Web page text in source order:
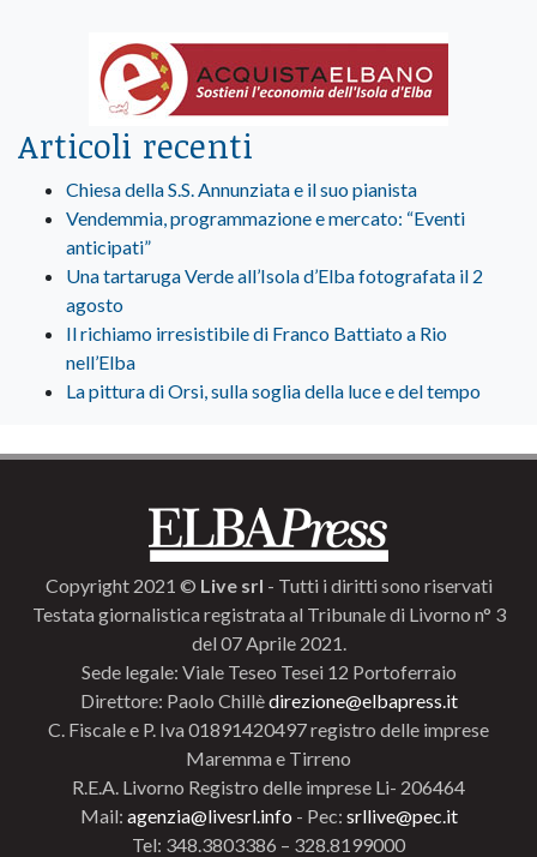
Articoli recenti
Chiesa della S.S. Annunziata e il suo pianista
Vendemmia, programmazione e mercato: “Eventi
anticipati”
Una tartaruga Verde all’Isola d’Elba fotografata il 2
agosto
Il richiamo irresistibile di Franco Battiato a Rio
nell’Elba
La pittura di Orsi, sulla soglia della luce e del tempo
Copyright 2021 © Live srl - Tutti i diritti sono riservati
Testata giornalistica registrata al Tribunale di Livorno n° 3
del 07 Aprile 2021.
Sede legale: Viale Teseo Tesei 12 Portoferraio
Direttore: Paolo Chillèdirezione@elbapress.it
C. Fiscale e P. Iva 01891420497 registro delle imprese
Maremma e Tirreno
R.E.A. Livorno Registro delle imprese Li- 206464
Mail: agenzia@livesrl.info - Pec: srllive@pec.it
Tel: 348.3803386 – 328.8199000